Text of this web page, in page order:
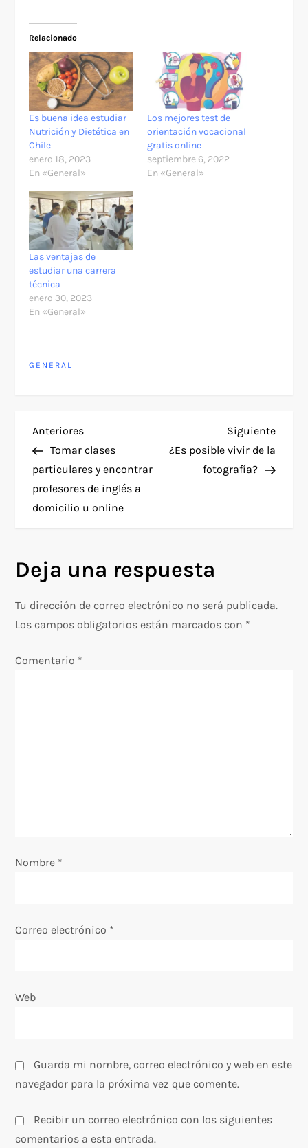
Relacionado
Es buena idea estudiar
Nutrición y Dietética en
Chile
enero 18, 2023
En «General»
Los mejores test de
orientación vocacional
gratis online
septiembre 6, 2022
En «General»
Las ventajas de
estudiar una carrera
técnica
enero 30, 2023
En «General»
GENERAL
N
a
v
g
a
c
i
n
r
Entrada
anterior
Anteriores
Tomar clases
particulares y encontrar
profesores de inglés a
domicilio u online
Siguiente
¿Es posible vivir de la
fotografía?
Deja una respuesta
Tu dirección de correo electrónico no será publicada.
Los campos obligatorios están marcados con *
Comentario *
Nombre *
Correo electrónico *
Web
Guarda mi nombre, correo electrónico y web en este
navegador para la próxima vez que comente.
Recibir un correo electrónico con los siguientes
comentarios a esta entrada.